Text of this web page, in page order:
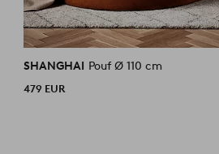
SHANGHAI Pouf Ø 110 cm
479 EUR